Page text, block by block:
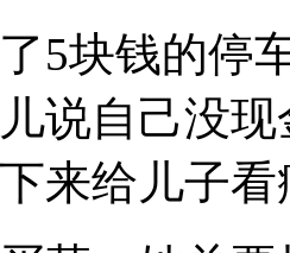
块钱的停车
说自己没
来给儿子